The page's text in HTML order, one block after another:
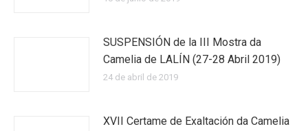
SUSPENSIÓN de la III Mostra da
Camelia de LALÍN (27-28 Abril 2019)
24 de abril de 2019
XVII Certame de Exaltación da Camelia